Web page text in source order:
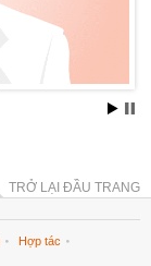
TRỞ LẠI ĐẦU TRANG